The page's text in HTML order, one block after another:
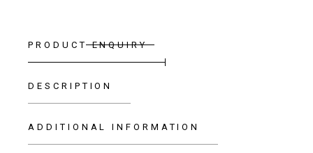
PRODUCT ENQUIRY
DESCRIPTION
ADDITIONAL INFORMATION